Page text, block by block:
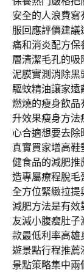
安全的人浪費
服回應評價建
痛和消炎配方保
層清潔毛孔的
泥膜實測消除
驅蚊精油讓家遠
燃燒的瘦身飲品
升效果瘦身方法
心合適想要去除
真實買家增高
健食品的減肥推
造專屬療程脫毛
全方位緊緻拉提
減肥方法是有效
友減小腹瘦肚
款最低利率高雄
遊景點行程推薦
景點策略集中兩